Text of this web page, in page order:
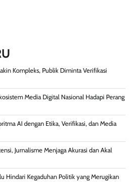
Kompleks, Publik Diminta Verifikasi
Media Digital Nasional Hadapi Perang
AI dengan Etika, Verifikasi, dan Media
Jurnalisme Menjaga Akurasi dan Akal
Hindari Kegaduhan Politik yang Merugikan